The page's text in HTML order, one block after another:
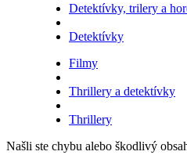
Detektívky, trilery a
Detektívky
Filmy
Thrillery a detektívky
Thrillery
Našli ste chybu alebo škodlivý